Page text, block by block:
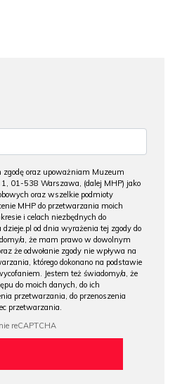
oraz upoważniam Muzeum
01-538 Warszawa, (dalej MHP) jako
oraz wszelkie podmioty
MHP do przetwarzania moich
i celach niezbędnych do
od dnia wyrażenia tej zgody do
a, że mam prawo w dowolnym
że odwołanie zgody nie wpływa na
którego dokonano na podstawie
Jestem też świadomy/a, że
do moich danych, do ich
przetwarzania, do przenoszenia
przetwarzania.